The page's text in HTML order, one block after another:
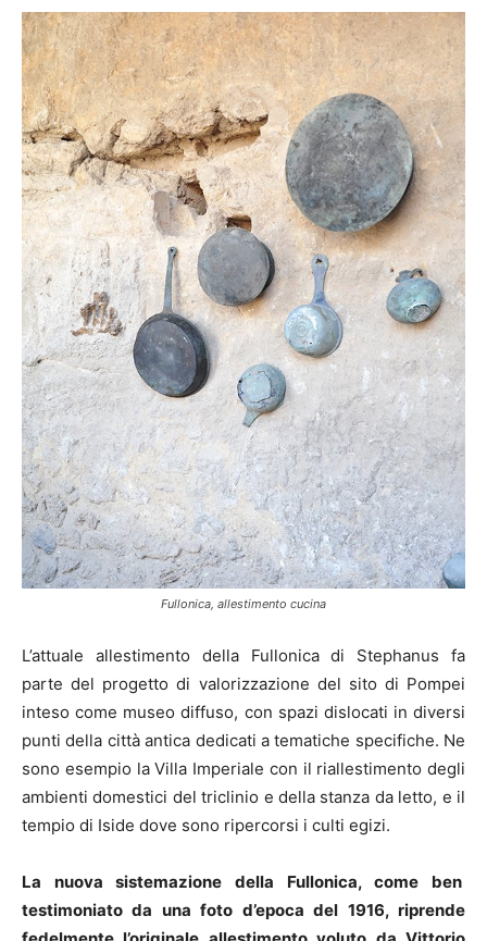
Fullonica, allestimento cucina
L’attuale allestimento della Fullonica di Stephanus fa
parte del progetto di valorizzazione del sito di Pompei
inteso come museo diffuso, con spazi dislocati in diversi
punti della città antica dedicati a tematiche specifiche. Ne
sono esempio la Villa Imperiale con il riallestimento degli
ambienti domestici del triclinio e della stanza da letto, e il
tempio di Iside dove sono ripercorsi i culti egizi.
La nuova sistemazione della Fullonica, come ben
testimoniato da una foto d’epoca del 1916, riprende